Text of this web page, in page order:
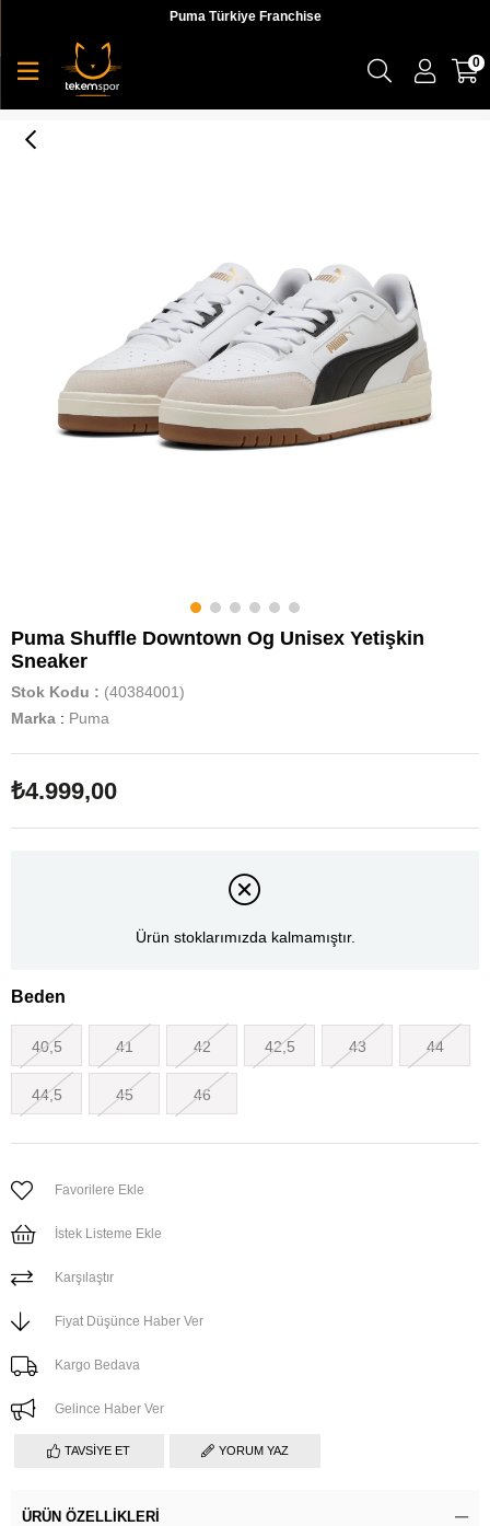
Puma Türkiye Franchise
0
Puma Shuffle Downtown Og Unisex Yetişkin
Sneaker
Stok Kodu
(40384001)
Marka : Puma
₺4.999,00
Ürün stoklarımızda kalmamıştır.
Beden
40,5 41 42 42,5 43 44
44,5 45 46
Favorilere Ekle
İstek Listeme Ekle
Karşılaştır
Fiyat Düşünce Haber Ver
Kargo Bedava
Gelince Haber Ver
TAVSIYE ET YORUM YAZ
ÜRÜN ÖZELLIKLERI